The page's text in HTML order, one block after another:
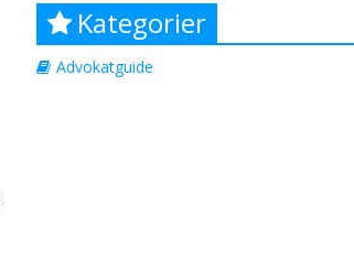
Kategorier
Advokatguide